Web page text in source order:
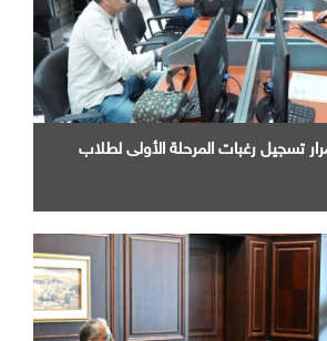
تسجيل رغبات المرحلة الأولى لطلاب